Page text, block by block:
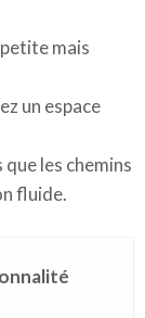
mais
un espace
les chemins
fluide.